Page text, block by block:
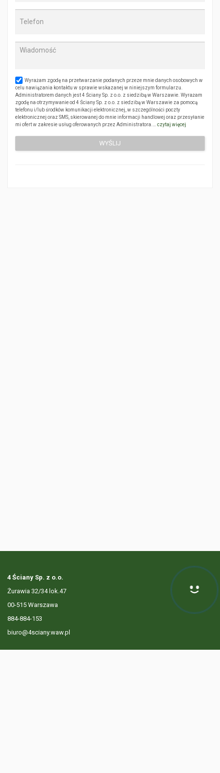
Wyrażam zgodę na przetwarzanie podanych przeze mnie danych osobowych w
celu nawiązania kontaktu w sprawie wskazanej w niniejszym formularzu.
Administratorem danych jest 4 Ściany Sp. z o.o. z siedzibą w Warszawie. Wyrażam
zgodę na otrzymywanie od 4 Ściany Sp. z o.o. z siedzibą w Warszawie za pomocą
telefonu i/lub środków komunikacji elektronicznej, w szczególności poczty
elektronicznej oraz SMS, skierowanej do mnie informacji handlowej oraz przesyłanie
mi ofert w zakresie usług oferowanych przez Administratora.… czytaj więcej
4 Ściany Sp. z o.o.
Żurawia 32/34 lok.47
00-515 Warszawa
884-884-153
biuro@4sciany.waw.pl